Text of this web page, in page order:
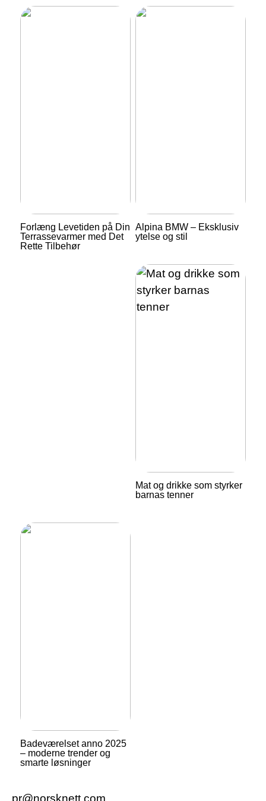
Forlæng Levetiden på Din
Terrassevarmer med Det
Rette Tilbehør
Alpina BMW – Eksklusiv
ytelse og stil
Mat og drikke som styrker
barnas tenner
Badeværelset anno 2025
– moderne trender og
smarte løsninger
pr@norsknett.com